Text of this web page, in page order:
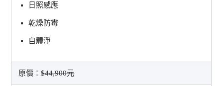
日照感應
乾燥防霉
自體淨
原價：$44,900元